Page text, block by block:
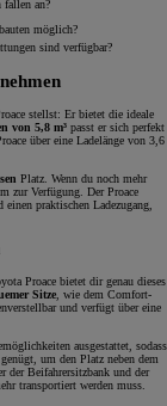
fallen an?
möglich?
sind verfügbar?
stellst: Er bietet die ideale
von 5,8 m³ passt er sich perfekt
über eine Ladelänge von 3,6
Platz. Wenn du noch mehr
zur Verfügung. Der Proace
einen praktischen Ladezugang,
Proace bietet dir genau dieses
Sitze , wie dem Comfort-
und verfügt über eine
ausgestattet, sodass
um den Platz neben dem
der Beifahrersitzbank und der
transportiert werden muss.